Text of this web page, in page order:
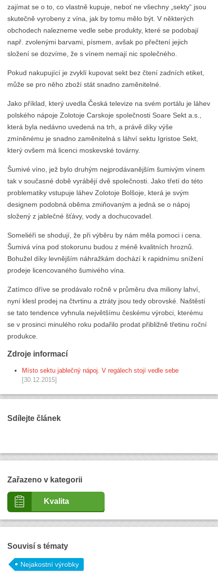
zajímat se o to, co vlastně kupuje, neboť ne všechny „sekty“ jsou
skutečně vyrobeny z vína, jak by tomu mělo být. V některých
obchodech nalezneme vedle sebe produkty, které se podobají
např. zvolenými barvami, písmem, avšak po přečtení jejich
složení se dozvíme, že s vínem nemají nic společného.
Pokud nakupující je zvyklí kupovat sekt bez čtení zadních etiket,
může se pro něho zboží stát snadno zaměnitelné.
Jako příklad, který uvedla Česká televize na svém portálu je láhev
polského nápoje Zolotoje Carskoje společnosti Soare Sekt a.s.,
která byla nedávno uvedená na trh, a právě díky výše
zmíněnému je snadno zaměnitelná s láhví sektu Igristoe Sekt,
který ovšem má licenci moskevské továrny.
Šumivé víno, jež bylo druhým nejprodávanějším šumivým vínem
tak v současné době vyrábějí dvě společnosti. Jako třetí do této
problematiky vstupuje láhev Zolotoje Bolšoje, která je svým
designem podobná oběma zmiňovaným a jedná se o nápoj
složený z jablečné šťávy, vody a dochucovadel.
Someliéři se shodují, že při výběru by nám měla pomoci i cena.
Šumivá vína pod stokorunu budou z méně kvalitních hroznů.
Bohužel díky levnějším náhražkám dochází k rapidnímu snížení
prodeje licencovaného šumivého vína.
Zatímco dříve se prodávalo ročně v průměru dva miliony lahví,
nyní klesl prodej na čtvrtinu a ztráty jsou tedy obrovské. Naštěstí
se tato tendence vyhnula největšímu českému výrobci, kterému
se v prosinci minulého roku podařilo prodat přibližně třetinu roční
produkce.
Zdroje informací
Místo sektu jablečný nápoj. V regálech stojí vedle sebe
[30.12.2015]
Sdílejte článek
Zařazeno v kategorii
Kvalita
Souvisí s tématy
Nejakostní výrobky